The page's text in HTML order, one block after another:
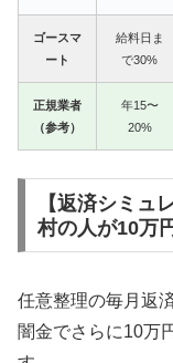
ゴースマ
ート
給料日ま
で30%
正規業者
（参考）
年15〜
20%
【返済シミュ
村の人が10万
任意整理の毎月返
闇金でさらに10万